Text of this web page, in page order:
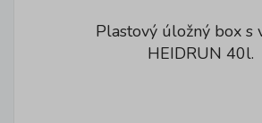
Plastový úložný box s
HEIDRUN 40l.